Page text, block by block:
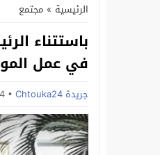
الرئيسية » مجتمع
باستتناء
في عمل
جريدة Chtouka24 4 يونيو 2025